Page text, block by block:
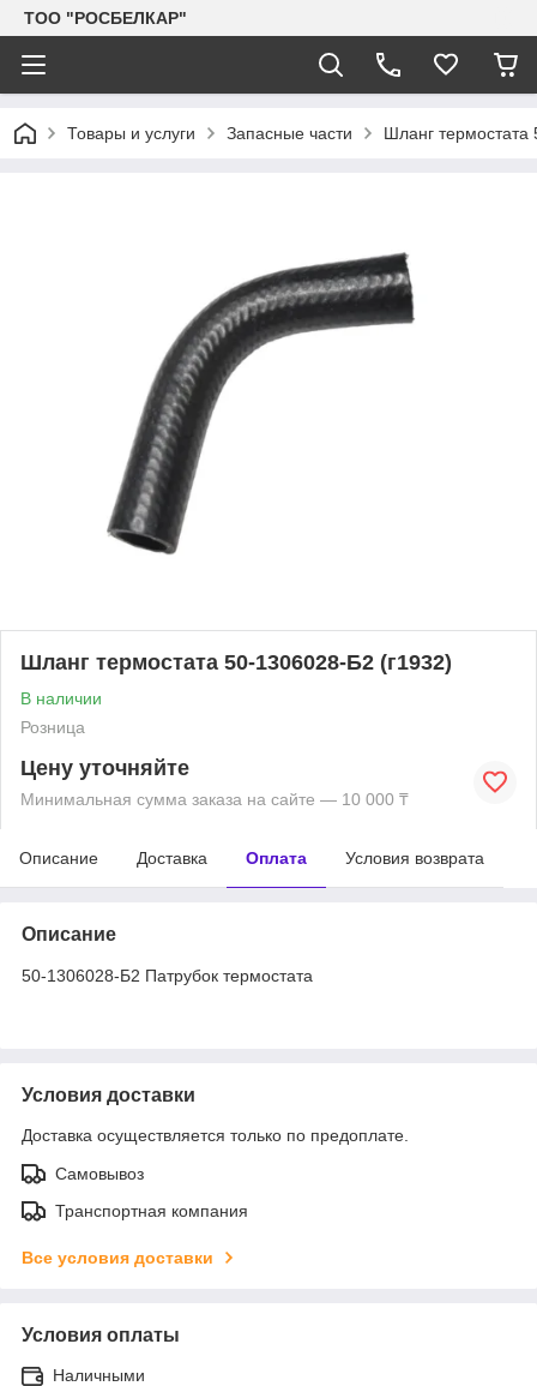
TOO "РОСБЕЛКАР"
Товары и услуги Запасные части Шланг термостата
Шланг термостата 50-1306028-Б2 (г1932)
В наличии
Розница
Цену уточняйте
Минимальная сумма заказа на сайте — 10 000 ₸
Описание Доставка Оплата Условия возврата
Описание
50-1306028-Б2 Патрубок термостата
Условия доставки
Доставка осуществляется только по предоплате.
Самовывоз
Транспортная компания
Все условия доставки
Условия оплаты
Наличными